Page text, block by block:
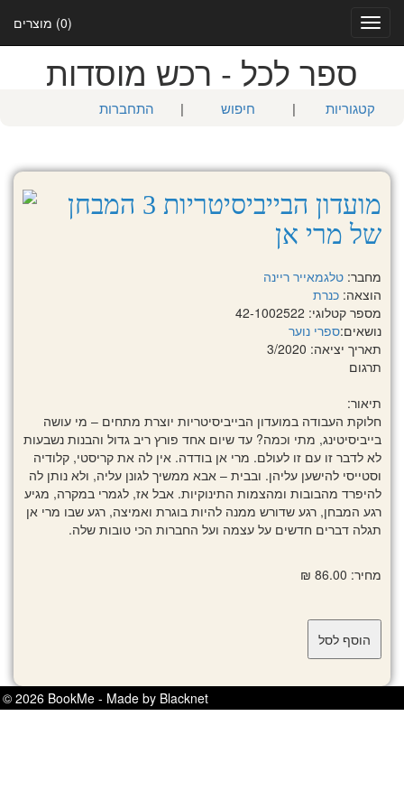
(0) מוצרים
Toggle
navigation
ספר לכל - רכש מוסדות
קטגוריות | חיפוש | התחברות
מועדון הבייביסיטריות 3 המבחן
של מרי אן
מחבר: טלגמאייר ריינה
הוצאה: כנרת
מספר קטלוגי: 42-1002522
נושאים:ספרי נוער
תאריך יציאה: 3/2020
תרגום
תיאור:
חלוקת העבודה במועדון הבייביסיטריות יוצרת מתחים – מי עושה
בייביסיטינג, מתי וכמה? עד שיום אחד פורץ ריב גדול והבנות נשבעות
לא לדבר זו עם זו לעולם. מרי אן בודדה. אין לה את קריסטי, קלודיה
וסטייסי להישען עליהן. ובבית – אבא ממשיך לגונן עליה, ולא נותן לה
להיפרד מהבובות ומהצמות התינוקיות. אבל אז, לגמרי במקרה, מגיע
רגע המבחן, רגע שדורש ממנה להיות בוגרת ואמיצה, רגע שבו מרי אן
תגלה דברים חדשים על עצמה ועל החברות הכי טובות שלה.
מחיר: 86.00 ₪
© 2026 BookMe - Made by Blacknet